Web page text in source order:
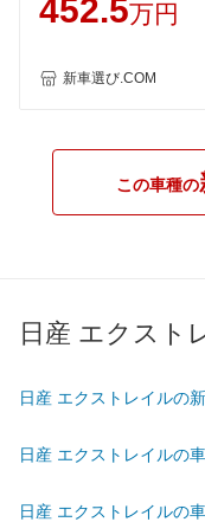
452.5万円
新車選び.COM
この車種の
日産 エクスト
日産 エクストレイルの
日産 エクストレイルの
日産 エクストレイルの